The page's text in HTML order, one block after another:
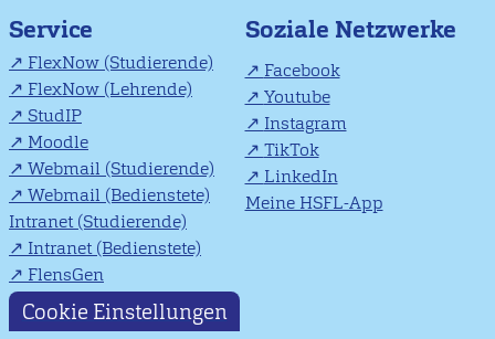
Service
FlexNow (Studierende)
FlexNow (Lehrende)
StudIP
Moodle
Webmail (Studierende)
Webmail (Bedienstete)
Intranet (Studierende)
Intranet (Bedienstete)
FlensGen
Soziale Netzwerke
Facebook
Youtube
Instagram
TikTok
LinkedIn
Meine HSFL-App
Cookie Einstellungen